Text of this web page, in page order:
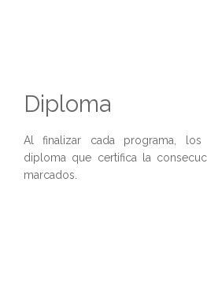
Diploma
Al finalizar cada programa, los
diploma que certifica la
marcados.